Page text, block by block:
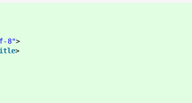
8">
>